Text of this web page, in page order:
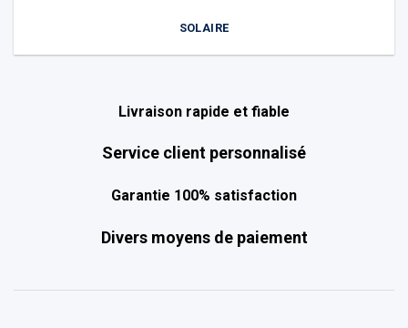
SOLAIRE
Livraison rapide et fiable
Service client personnalisé
Garantie 100% satisfaction
Divers moyens de paiement